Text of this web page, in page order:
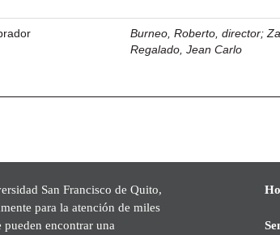
Burneo, Roberto, director;
Regalado, Jean Carlo
San Francisco de Quito,
para la atención de miles
pueden encontrar una